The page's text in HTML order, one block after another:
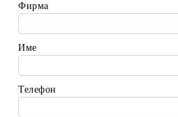
Фирма
Име
Телефон